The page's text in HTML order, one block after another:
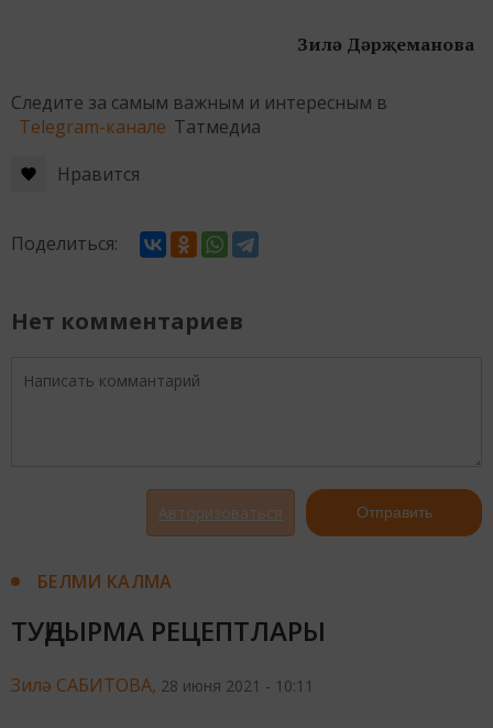
Зилә Дәрҗеманова
Следите за самым важным и интересным в
Telegram-канале Татмедиа
Нравится
Поделиться:
Нет комментариев
Авторизоваться Отправить
БЕЛМИ КАЛМА
ТУҢДЫРМА РЕЦЕПТЛАРЫ
Зилә САБИТОВА, 28 июня 2021 - 10:11